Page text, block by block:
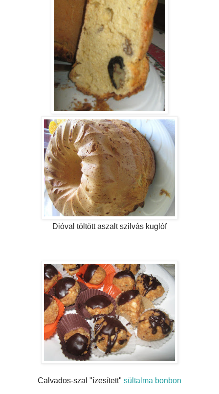
Dióval töltött aszalt szilvás kuglóf
Calvados-szal "ízesített" sültalma bonbon